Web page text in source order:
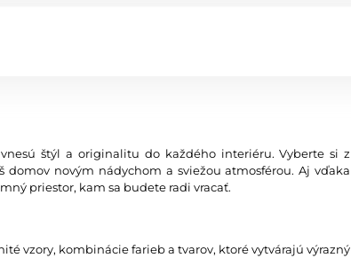
štýl a originalitu do každého interiéru. Vyberte si z
domov novým nádychom a sviežou atmosférou. Aj vďaka
priestor, kam sa budete radi vracať.
vzory, kombinácie farieb a tvarov, ktoré vytvárajú výrazný